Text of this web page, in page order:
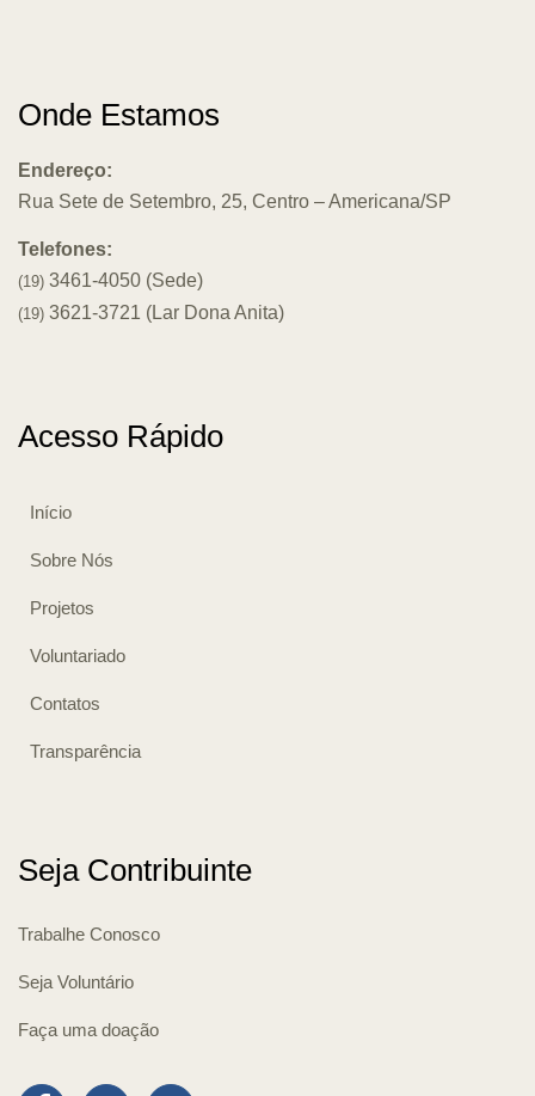
Onde Estamos
Endereço:
Rua Sete de Setembro, 25, Centro – Americana/SP
Telefones:
(19) 3461-4050 (Sede)
(19) 3621-3721 (Lar Dona Anita)
Acesso Rápido
Início
Sobre Nós
Projetos
Voluntariado
Contatos
Transparência
Seja Contribuinte
Trabalhe Conosco
Seja Voluntário
Faça uma doação